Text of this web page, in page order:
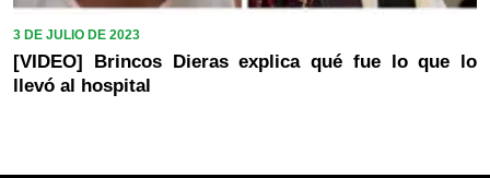
3 DE JULIO DE 2023
[VIDEO] Brincos Dieras explica qué fue lo que lo
llevó al hospital